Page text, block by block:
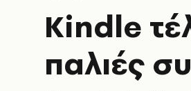
Kindle
παλιές